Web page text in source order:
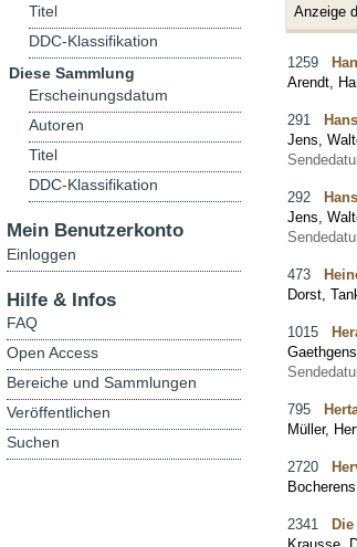
Anzeige
1259
Arendt,
291
Jens,
292
Jens,
473
Dorst,
1015
795
Müller,
2720
2341
Titel
DDC-Klassifikation
Diese Sammlung
Erscheinungsdatum
Autoren
Titel
DDC-Klassifikation
Mein Benutzerkonto
Einloggen
Hilfe & Infos
FAQ
Open Access
Bereiche und Sammlungen
Veröffentlichen
Suchen